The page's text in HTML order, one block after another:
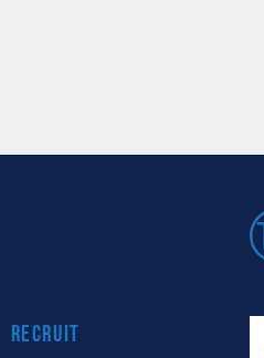
RECRUIT